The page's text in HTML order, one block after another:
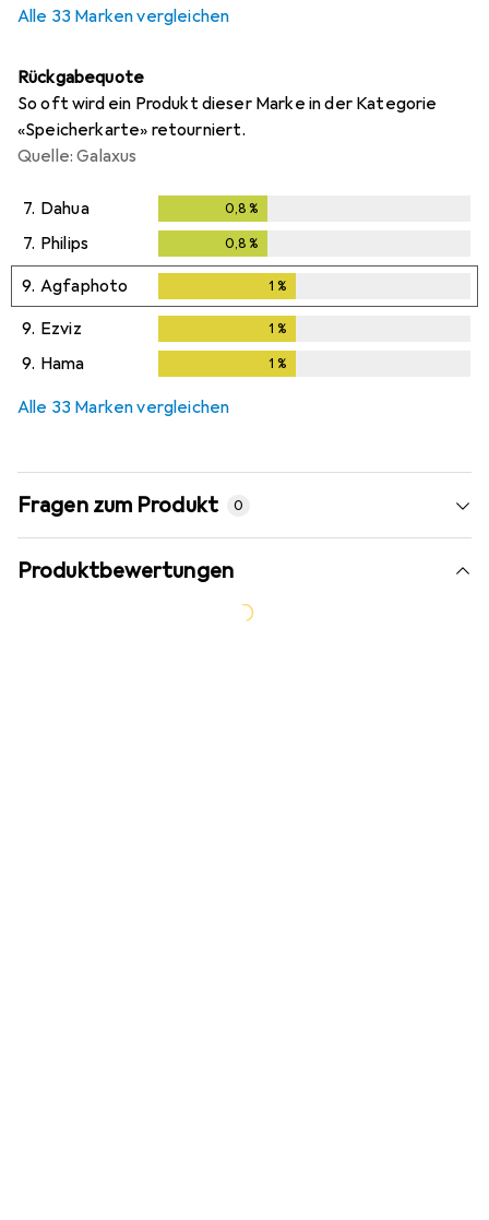
Alle 33 Marken vergleichen
Rückgabequote
So oft wird ein Produkt dieser Marke in der Kategorie
«Speicherkarte» retourniert.
Quelle: Galaxus
7. Dahua 0,8 %
7. Philips 0,8 %
9. Agfaphoto 1 %
9. Ezviz 1 %
9. Hama 1 %
Alle 33 Marken vergleichen
Fragen zum Produkt 0
Produktbewertungen